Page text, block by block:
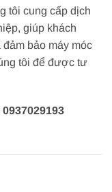
tôi cung cấp dịch
giúp khách
bảo máy móc
tôi để được tư